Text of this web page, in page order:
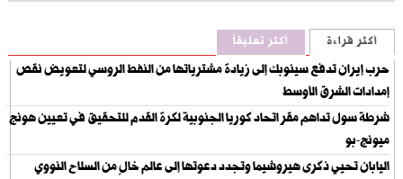
أكثر قراءة أكثر تعليقاً
حرب إيران تدفع سينوبك إلى زيادة مشترياتها من النفط الروسي لتعويض نقص
إمدادات الشرق الأوسط
شرطة سول تداهم مقر اتحاد كوريا الجنوبية لكرة القدم للتحقيق في تعيين هونج
ميونج-بو
اليابان تحيي ذكرى هيروشيما وتجدد دعوتها إلى عالم خالٍ من السلاح النووي